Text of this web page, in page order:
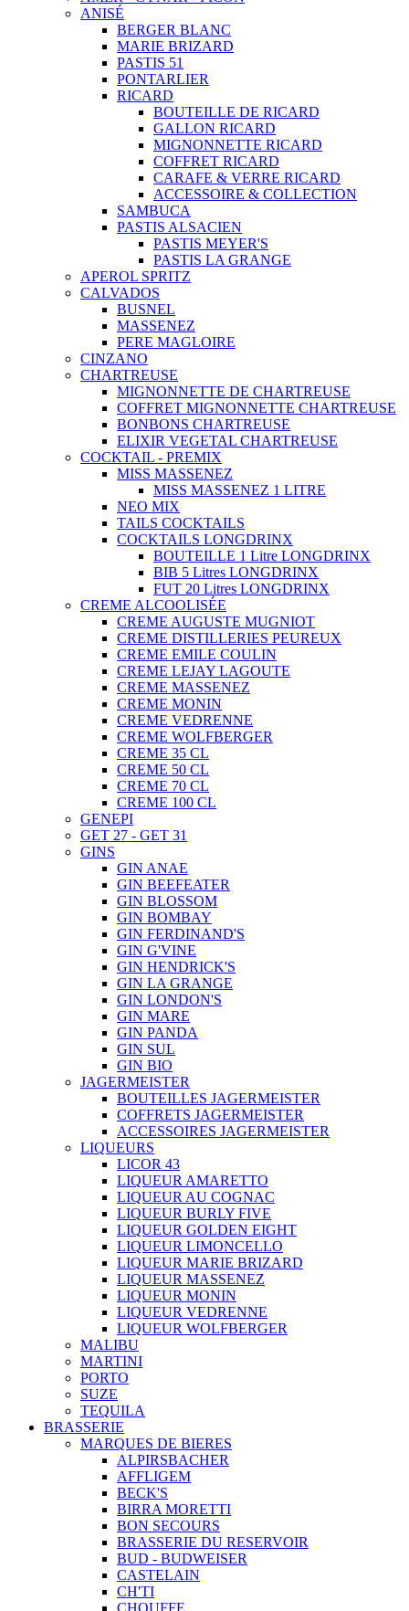
ANISÉ
BERGER BLANC
MARIE BRIZARD
PASTIS 51
PONTARLIER
RICARD
BOUTEILLE DE RICARD
GALLON RICARD
MIGNONNETTE RICARD
COFFRET RICARD
CARAFE & VERRE RICARD
ACCESSOIRE & COLLECTION
SAMBUCA
PASTIS ALSACIEN
PASTIS MEYER'S
PASTIS LA GRANGE
APEROL SPRITZ
CALVADOS
BUSNEL
MASSENEZ
PERE MAGLOIRE
CINZANO
CHARTREUSE
MIGNONNETTE DE CHARTREUSE
COFFRET MIGNONNETTE CHARTREUSE
BONBONS CHARTREUSE
ELIXIR VEGETAL CHARTREUSE
COCKTAIL - PREMIX
MISS MASSENEZ
MISS MASSENEZ 1 LITRE
NEO MIX
TAILS COCKTAILS
COCKTAILS LONGDRINX
BOUTEILLE 1 Litre LONGDRINX
BIB 5 Litres LONGDRINX
FUT 20 Litres LONGDRINX
CREME ALCOOLISÉE
CREME AUGUSTE MUGNIOT
CREME DISTILLERIES PEUREUX
CREME EMILE COULIN
CREME LEJAY LAGOUTE
CREME MASSENEZ
CREME MONIN
CREME VEDRENNE
CREME WOLFBERGER
CREME 35 CL
CREME 50 CL
CREME 70 CL
CREME 100 CL
GENEPI
GET 27 - GET 31
GINS
GIN ANAE
GIN BEEFEATER
GIN BLOSSOM
GIN BOMBAY
GIN FERDINAND'S
GIN G'VINE
GIN HENDRICK'S
GIN LA GRANGE
GIN LONDON'S
GIN MARE
GIN PANDA
GIN SUL
GIN BIO
JAGERMEISTER
BOUTEILLES JAGERMEISTER
COFFRETS JAGERMEISTER
ACCESSOIRES JAGERMEISTER
LIQUEURS
LICOR 43
LIQUEUR AMARETTO
LIQUEUR AU COGNAC
LIQUEUR BURLY FIVE
LIQUEUR GOLDEN EIGHT
LIQUEUR LIMONCELLO
LIQUEUR MARIE BRIZARD
LIQUEUR MASSENEZ
LIQUEUR MONIN
LIQUEUR VEDRENNE
LIQUEUR WOLFBERGER
MALIBU
MARTINI
PORTO
SUZE
TEQUILA
BRASSERIE
MARQUES DE BIERES
ALPIRSBACHER
AFFLIGEM
BECK'S
BIRRA MORETTI
BON SECOURS
BRASSERIE DU RESERVOIR
BUD - BUDWEISER
CASTELAIN
CH'TI
CHOUFFE